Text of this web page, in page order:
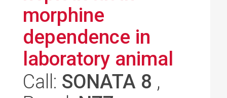
morphine
dependence in
laboratory animal
Call: SONATA 8 ,